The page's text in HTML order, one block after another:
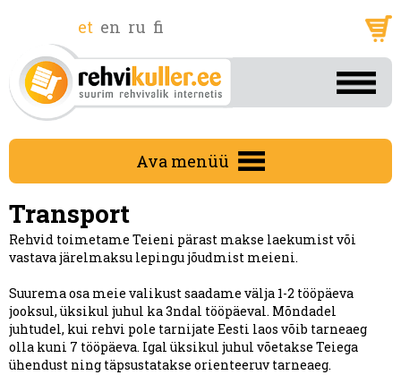
et en ru fi
Ava menüü
Transport
Rehvid toimetame Teieni pärast makse laekumist või
vastava järelmaksu lepingu jõudmist meieni.
Suurema osa meie valikust saadame välja 1-2 tööpäeva
jooksul, üksikul juhul ka 3ndal tööpäeval. Mõndadel
juhtudel, kui rehvi pole tarnijate Eesti laos võib tarneaeg
olla kuni 7 tööpäeva. Igal üksikul juhul võetakse Teiega
ühendust ning täpsustatakse orienteeruv tarneaeg.